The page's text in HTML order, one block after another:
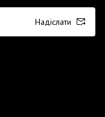
Надіслати